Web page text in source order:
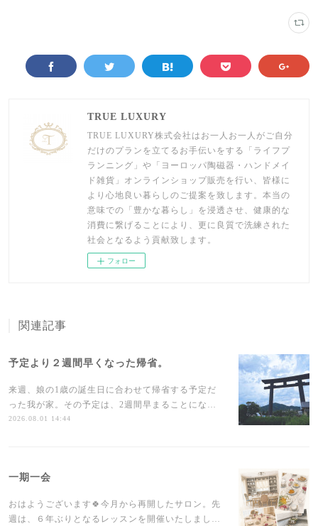
TRUE LUXURY
TRUE LUXURY株式会社はお一人お一人がご自分
だけのプランを立てるお手伝いをする「ライフプ
ランニング」や「ヨーロッパ陶磁器・ハンドメイ
ド雑貨」オンラインショップ販売を行い、皆様に
より心地良い暮らしのご提案を致します。本当の
意味での「豊かな暮らし」を浸透させ、健康的な
消費に繋げることにより、更に良質で洗練された
社会となるよう貢献致します。
フォロー
関連記事
予定より２週間早くなった帰省。
来週、娘の1歳の誕生日に合わせて帰省する予定だ
った我が家。その予定は、2週間早まることにな…
2026.08.01 14:44
一期一会
おはようございます🍀今月から再開したサロン。先
週は、６年ぶりとなるレッスンを開催いたしまし…